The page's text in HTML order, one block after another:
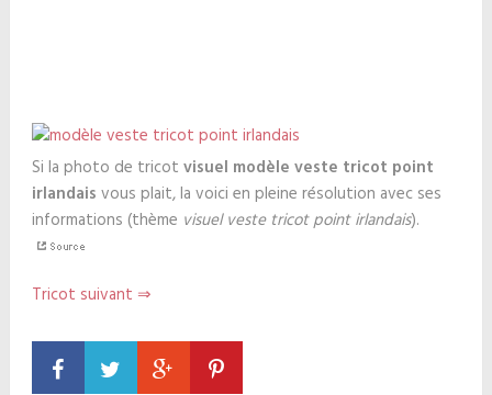
Si la photo de tricot visuel modèle veste tricot point
irlandais vous plait, la voici en pleine résolution avec ses
informations (thème visuel veste tricot point irlandais).
Tricot suivant ⇒